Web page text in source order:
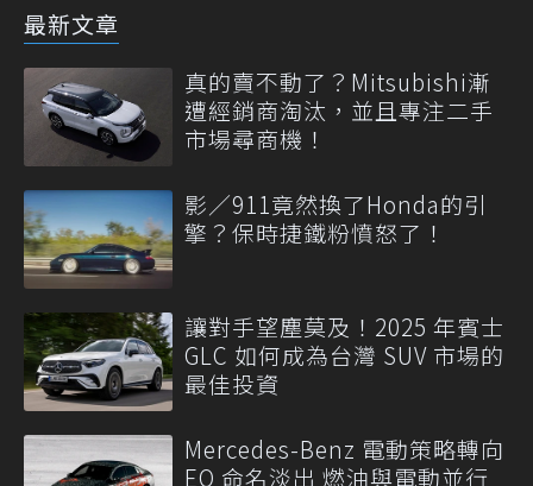
最新文章
真的賣不動了？Mitsubishi漸
遭經銷商淘汰，並且專注二手
市場尋商機！
影／911竟然換了Honda的引
擎？保時捷鐵粉憤怒了！
讓對手望塵莫及！2025 年賓士
GLC 如何成為台灣 SUV 市場的
最佳投資
Mercedes-Benz 電動策略轉向
EQ 命名淡出 燃油與電動並行